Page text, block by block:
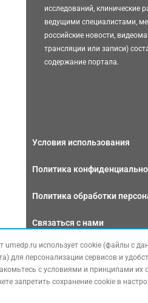
исследований, клинические
ведущими специалистами,
российские новости,
трансляции или записи)
содержание портала.
Условия использования
Политика
Политика обработки
Связаться с нами
umedp.ru использует cookie (файлы с
для персонализации сервисов и
с условиями и принципами их
запретить сохранение cookie в